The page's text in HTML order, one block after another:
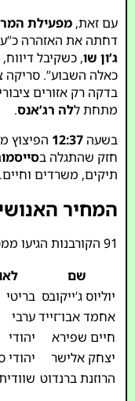
עם זאת,מפעילת
דחתה את האזהרה
ג’ון שו, כשקיבל
בדקה רק אזורים
מתחת ללה רג’אנס.
בשעה12:37 הפיצוץ
חזק שהתגלה ב
תיקים, משרדים וחיים.
המחיר
91 הקורבנות הגיעו ממספר לאומים וקהילות:
שם
יוליוס ג’ייקובס בריטי
אחמד אבו־זייד ערבי
חיים שפירא
יהודי
יצחק אלישר
יהודי
הרוזנת ברנדוט